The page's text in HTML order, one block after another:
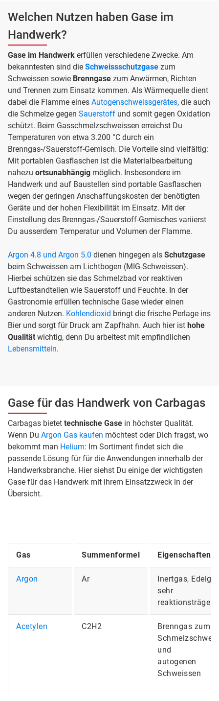
Welchen Nutzen haben Gase im
Handwerk?
Gase im Handwerk erfüllen verschiedene Zwecke. Am
bekanntesten sind die Schweissschutzgase zum
Schweissen sowie Brenngase zum Anwärmen, Richten
und Trennen zum Einsatz kommen. Als Wärmequelle dient
dabei die Flamme eines Autogenschweissgerätes, die auch
die Schmelze gegen Sauerstoff und somit gegen Oxidation
schützt. Beim Gasschmelzschweissen erreichst Du
Temperaturen von etwa 3.200 °C durch ein
Brenngas-/Sauerstoff-Gemisch. Die Vorteile sind vielfältig:
Mit portablen Gasflaschen ist die Materialbearbeitung
nahezu ortsunabhängig möglich. Insbesondere im
Handwerk und auf Baustellen sind portable Gasflaschen
wegen der geringen Anschaffungskosten der benötigten
Geräte und der hohen Flexibilität im Einsatz. Mit der
Einstellung des Brenngas-/Sauerstoff-Gemisches variierst
Du ausserdem Temperatur und Volumen der Flamme.
Argon 4.8 und Argon 5.0 dienen hingegen als Schutzgase
beim Schweissen am Lichtbogen (MIG-Schweissen).
Hierbei schützen sie das Schmelzbad vor reaktiven
Luftbestandteilen wie Sauerstoff und Feuchte. In der
Gastronomie erfüllen technische Gase wieder einen
anderen Nutzen. Kohlendioxid bringt die frische Perlage ins
Bier und sorgt für Druck am Zapfhahn. Auch hier ist hohe
Qualität wichtig, denn Du arbeitest mit empfindlichen
Lebensmitteln.
Gase für das Handwerk von Carbagas
Carbagas bietet technische Gase in höchster Qualität.
Wenn Du Argon Gas kaufen möchtest oder Dich fragst, wo
bekommt man Helium: Im Sortiment findet sich die
passende Lösung für für die Anwendungen innerhalb der
Handwerksbranche. Hier siehst Du einige der wichtigsten
Gase für das Handwerk mit ihrem Einsatzzweck in der
Übersicht.
Gas Summenformel Eigenschaften
Argon Ar
Inertgas,
sehr
reaktionsträge
Acetylen C2H2
Brenngas zum
und
autogenen
Schweissen